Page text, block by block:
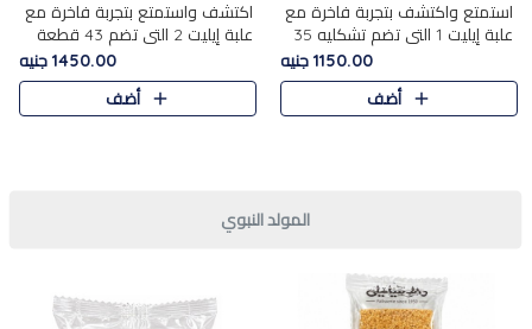
استمتع واكتشف بتجربة فاخرة مع
علبة إيليت 1 التي تضم تشكليه 35
قطعة من أرقى حلويات المولد
المصري الأصيلة ,معروضة بشكل
جميل في علبة أنيقة ، في..
1150.00 جنيه
أضف
اكتشف واستمتع بتجربة فاخرة مع
علبة إيليت 2 التي تضم 43 قطعة
تشكيلة من أرقى حلويات المولد
الشرقية المصرية الأصيلة ,معروضة
بشكل جميل في علبة أ..
1450.00 جنيه
أضف
المولد النبوي